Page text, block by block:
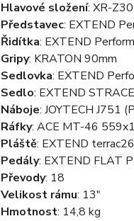
Hlavové složení: XR-
Představec: EXTEND
Řidítka: EXTEND
Gripy: KRATON 90mm
Sedlovka: EXTEND
Sedlo: EXTEND STRACE
Náboje: JOYTECH J751
Ráfky: ACE MT-46
Pláště: EXTEND
Pedály: EXTEND FLAT
Převody: 18
Velikost rámu: 13"
Hmotnost: 14,8 kg